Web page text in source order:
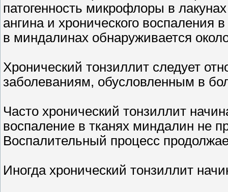
патогенность микрофлоры в
ангина и хронического
в миндалинах обнаруживается
Хронический тонзиллит следует
заболеваниям, обусловленным в
Часто хронический тонзиллит
воспаление в тканях миндалин не
Воспалительный процесс
Иногда хронический тонзиллит